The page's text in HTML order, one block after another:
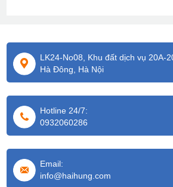
LK24-No08, Khu đất dịch vụ 20A-
Hà Đông, Hà Nội
Hotline 24/7:
0932060286
Email:
info@haihung.com